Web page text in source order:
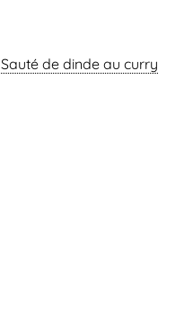
Sauté de dinde au curry